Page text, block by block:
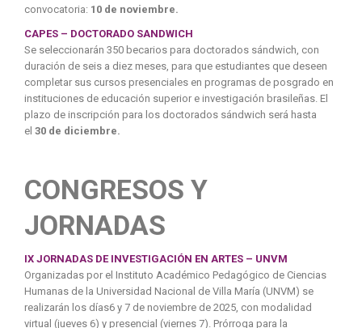
convocatoria: 10 de noviembre.
CAPES – DOCTORADO SANDWICH
Se seleccionarán 350 becarios para doctorados sándwich, con
duración de seis a diez meses, para que estudiantes que deseen
completar sus cursos presenciales en programas de posgrado en
instituciones de educación superior e investigación brasileñas. El
plazo de inscripción para los doctorados sándwich será hasta
el 30 de diciembre.
CONGRESOS Y
JORNADAS
IX JORNADAS DE INVESTIGACIÓN EN ARTES – UNVM
Organizadas por el Instituto Académico Pedagógico de Ciencias
Humanas de la Universidad Nacional de Villa María (UNVM) se
realizarán los días6 y 7 de noviembre de 2025, con modalidad
virtual (jueves 6) y presencial (viernes 7). Prórroga para la